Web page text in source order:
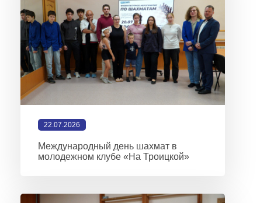
22.07.2026
Международный день шахмат в
молодежном клубе «На Троицкой»